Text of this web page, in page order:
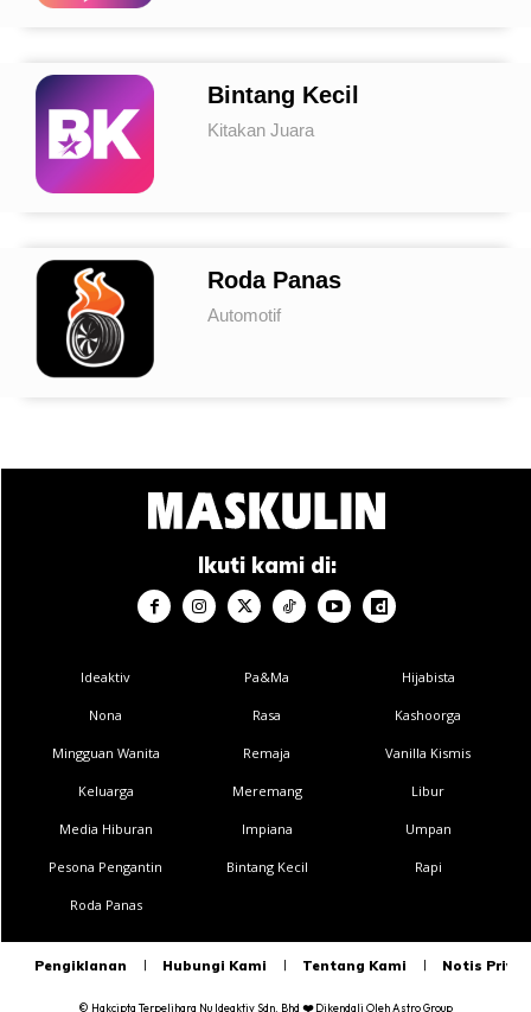
Bintang Kecil
Kitakan Juara
Roda Panas
Automotif
Ikuti kami di:
Ideaktiv
Nona
Mingguan Wanita
Keluarga
Media Hiburan
Pesona Pengantin
Roda Panas
Pa&Ma
Rasa
Remaja
Meremang
Impiana
Bintang Kecil
Hijabista
Kashoorga
Vanilla Kismis
Libur
Umpan
Rapi
Pengiklanan Hubungi Kami Tentang Kami Notis
© Hakcipta Terpelihara Nu Ideaktiv Sdn. Bhd ❤️Dikendali OlehAstro Group